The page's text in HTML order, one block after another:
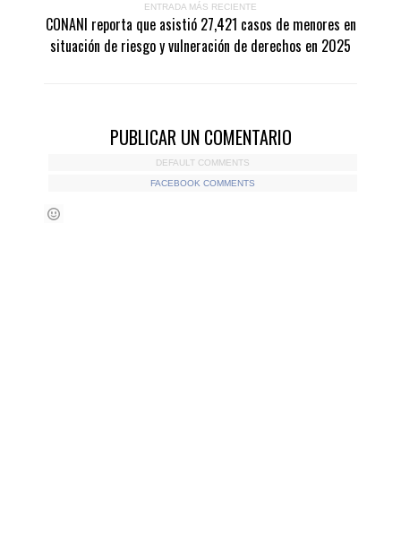
ENTRADA MÁS RECIENTE
CONANI reporta que asistió 27,421 casos de menores en
situación de riesgo y vulneración de derechos en 2025
PUBLICAR UN COMENTARIO
DEFAULT COMMENTS
FACEBOOK COMMENTS